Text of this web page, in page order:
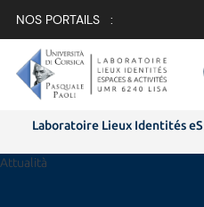
NOS PORTAILS :
Laboratoire Lieux Identités
Attualità